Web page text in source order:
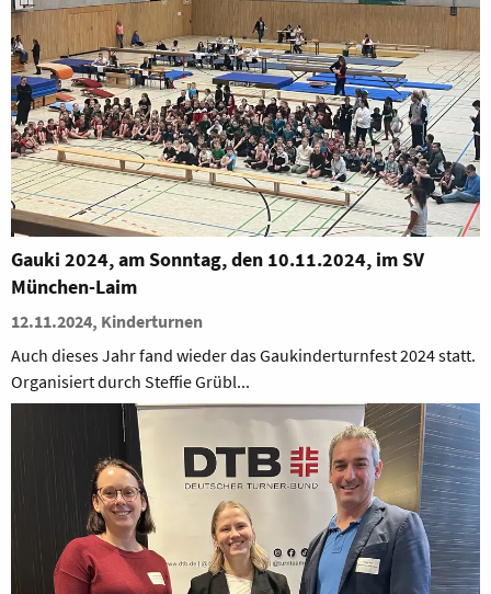
Gauki 2024, am Sonntag, den 10.11.2024, im SV
München-Laim
12.11.2024, Kinderturnen
Auch dieses Jahr fand wieder das Gaukinderturnfest 2024 statt.
Organisiert durch Steffie Grübl...